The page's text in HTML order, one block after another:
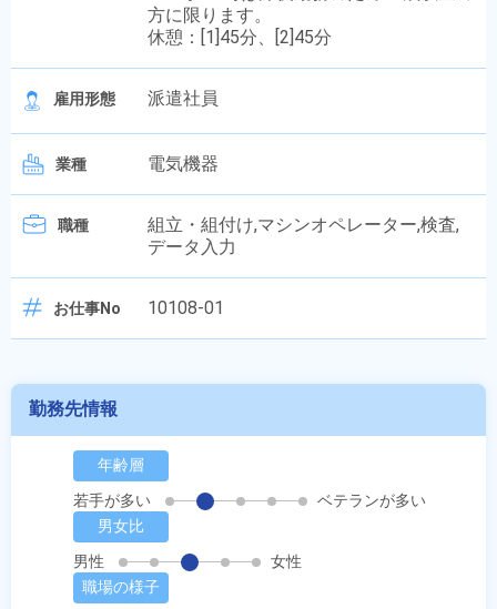
方に限ります。
休憩：[1]45分、[2]45分
雇用形態 派遣社員
業種 電気機器
職種
組立・組付け,マシンオペレーター,検査,
データ入力
お仕事No 10108-01
勤務先情報
年齢層
若手が多い
ベテランが多い
男女比
男性
女性
職場の様子